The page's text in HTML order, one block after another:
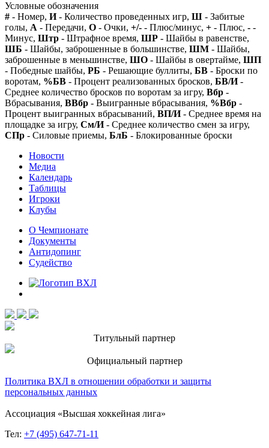
Условные обозначения
# - Номер, И- Количество проведенных игр, Ш - Забитые
голы, А - Передачи, О - Очки, +/- - Плюс/минус, + - Плюс, - -
Минус, Штр - Штрафное время, ШР - Шайбы в равенстве,
ШБ - Шайбы, заброшенные в большинстве, ШМ - Шайбы,
заброшенные в меньшинстве, ШО - Шайбы в овертайме, ШП
- Победные шайбы, РБ - Решающие буллиты, БВ - Броски по
воротам, %БВ - Процент реализованных бросков, БВ/И-
Среднее количество бросков по воротам за игру, Вбр -
Вбрасывания, ВВбр - Выигранные вбрасывания, %Вбр -
Процент выигранных вбрасываний, ВП/И- Среднее время на
площадке за игру, См/И- Среднее количество смен за игру,
СПр - Силовые приемы, БлБ - Блокированные броски
Новости
Медиа
Календарь
Таблицы
Игроки
Клубы
О Чемпионате
Документы
Антидопинг
Судейство
Титульный партнер
Официальный партнер
Политика ВХЛ в отношении обработки и защиты
персональных данных
Ассоциация «Высшая хоккейная лига»
Тел: +7 (495) 647-71-11